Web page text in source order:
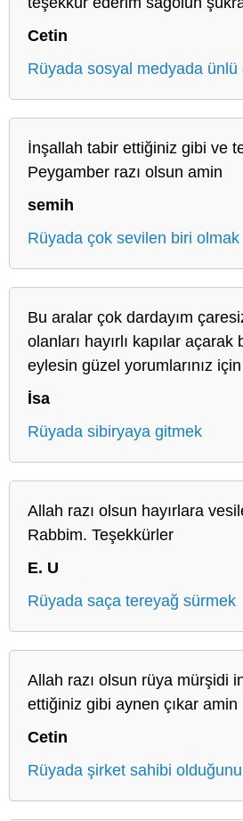
Cetin
Rüyada sosyal medyada ünlü
İnşallah tabir ettiğiniz gibi ve
Peygamber razı olsun amin
semih
Rüyada çok sevilen biri olmak
Bu aralar çok dardayım
olanları hayırlı kapılar açarak
eylesin güzel yorumlarınız
İsa
Rüyada sibiryaya gitmek
Allah razı olsun hayırlara
Rabbim. Teşekkürler
E. U
Rüyada saça tereyağ sürmek
Allah razı olsun rüya mürşidi
ettiğiniz gibi aynen çıkar amin
Cetin
Rüyada şirket sahibi